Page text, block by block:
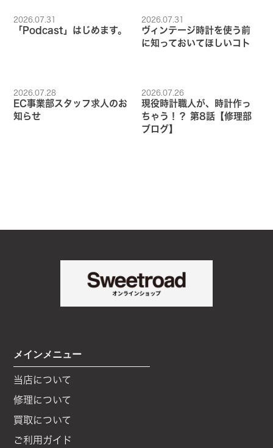
2026.07.31
「Podcast」はじめます。
2026.07.31
ヴィンテージ時計を使う前
に知っておいてほしいコト
2026.07.28
EC事業部スタッフ求人のお
知らせ
2026.07.26
現役時計職人が、時計作っ
ちゃう！？ 第8話【修理部
ブログ】
メインメニュー
当店について
修理について
買取について
ご利用ガイド